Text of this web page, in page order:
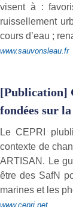
visent à :
ruissellement
cours d’eau ;
www.sauvonsleau.fr
[Publication]
fondées sur
Le CEPRI
contexte de
ARTISAN. Le
être des SafN
marines et les
www.cepri.net